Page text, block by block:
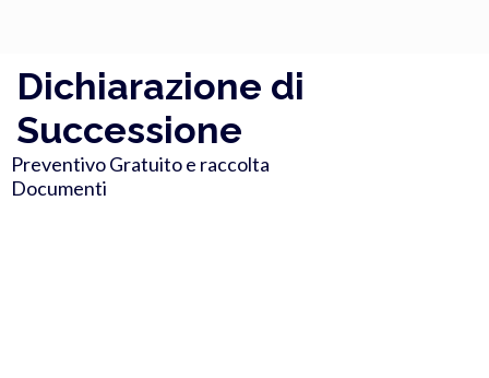
Dichiarazione di
Successione
Preventivo Gratuito e raccolta
Documenti